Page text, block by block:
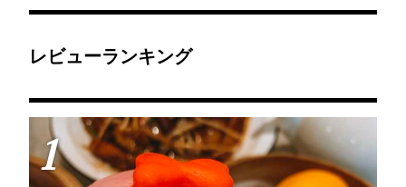
在4店舗あります🇭🇰
ビス) 付き。何度もリピ
べる麺は今回は「野菜た
っぷり海鮮豆乳麺」にし
野菜のシャキシャキ感が
レビューランキング
1